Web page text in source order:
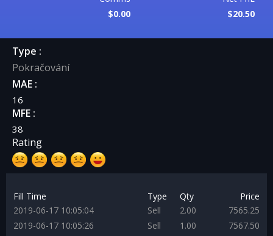
$0.00
$20.50
Type :
Pokračování
MAE :
16
MFE :
38
Rating
Fill Time Type Qty
Price
2019-06-17 10:05:04
Sell 2.00
7565.25
2019-06-17 10:05:26
Sell 1.00 7567.50